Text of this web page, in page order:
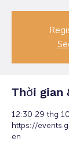
Thời gian
12:30 29 thg
https://
en